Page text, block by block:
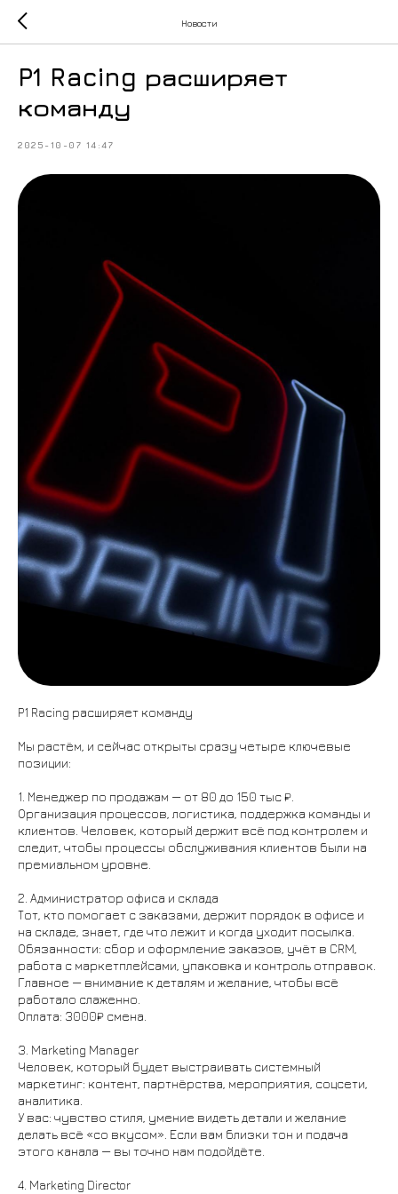
Новости
P1 Racing расширяет
команду
2025-10-07 14:47
P1 Racing расширяет команду
Мы растём, и сейчас открыты сразу четыре ключевые
позиции:
1. Менеджер по продажам — от 80 до 150 тыс ₽.
Организация процессов, логистика, поддержка команды и
клиентов. Человек, который держит всё под контролем и
следит, чтобы процессы обслуживания клиентов были на
премиальном уровне.
2. Администратор офиса и склада
Тот, кто помогает с заказами, держит порядок в офисе и
на складе, знает, где что лежит и когда уходит посылка.
Обязанности: сбор и оформление заказов, учёт в CRM,
работа с маркетплейсами, упаковка и контроль отправок.
Главное — внимание к деталям и желание, чтобы всё
работало слаженно.
Оплата: 3000₽ смена.
3. Marketing Manager
Человек, который будет выстраивать системный
маркетинг: контент, партнёрства, мероприятия, соцсети,
аналитика.
У вас: чувство стиля, умение видеть детали и желание
делать всё «со вкусом». Если вам близки тон и подача
этого канала — вы точно нам подойдёте.
4. Marketing Director